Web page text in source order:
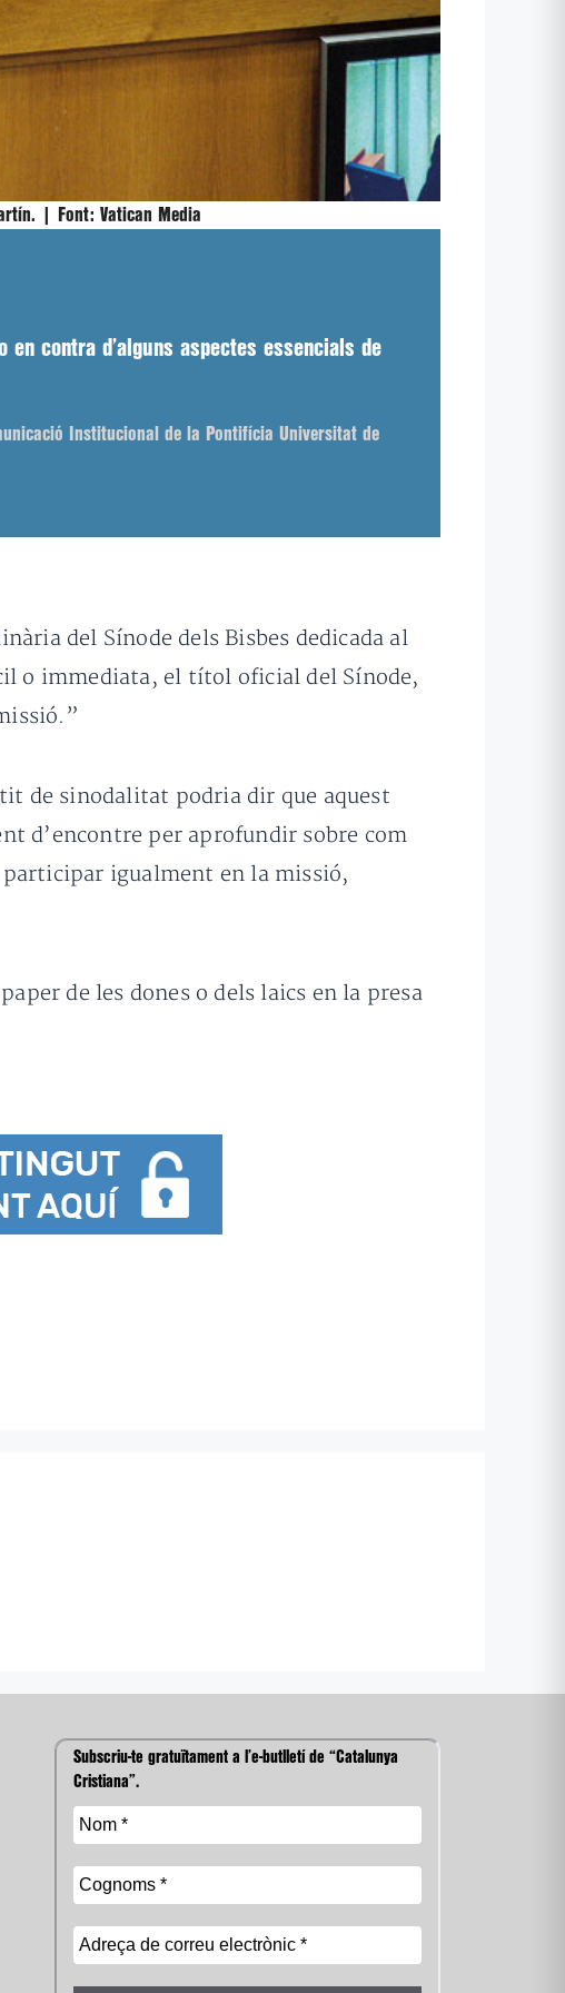
| Font: Vatican Media
contra d’alguns aspectes essencials de
Institucional de la Pontifícia Universitat de
del Sínode dels Bisbes dedicada al
o immediata, el títol oficial del Sínode,
de sinodalitat podria dir que aquest
d’encontre per aprofundir sobre com
igualment en la missió,
de les dones o dels laics en la presa
Subscriu-te gratuïtament a l’e-butlletí de “Catalunya
Cristiana”.